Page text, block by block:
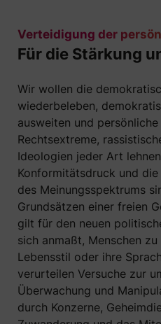
Verteidigung der
Für die Stärkung
Wir wollen die
wiederbeleben,
ausweiten und
Rechtsextreme,
Ideologien jeder Art
Konformitätsdruck und
des Meinungsspektrums
Grundsätzen einer freien
gilt für den neuen
sich anmaßt, Menschen
Lebensstil oder ihre
verurteilen Versuche zur umfassenden
Überwachung und
durch Konzerne,